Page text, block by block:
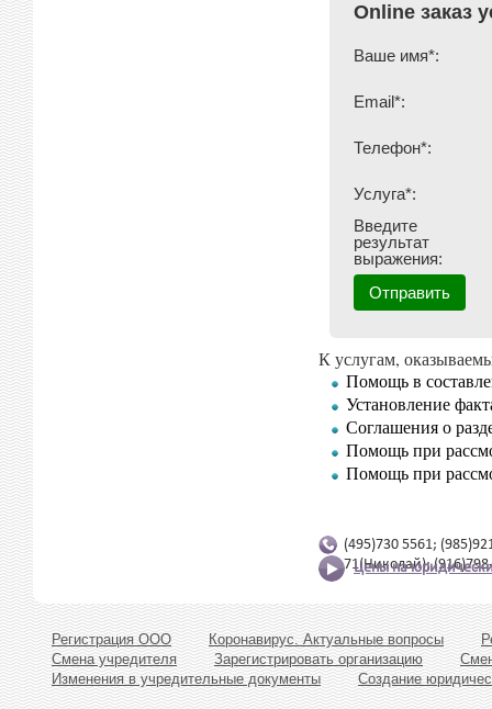
Online заказ
Ваше имя*:
Email*:
Телефон*:
Услуга*:
Введите
результат
выражения:
К услугам,
Помощь в
Установление
Соглашения о
Помощь при
Помощь при
(495)730 5561;
71(Николай);
Цены на
Регистрация ООО Коронавирус. Актуальные вопросы
Смена учредителя
Зарегистрировать организацию
Изменения в учредительные документы
Создание